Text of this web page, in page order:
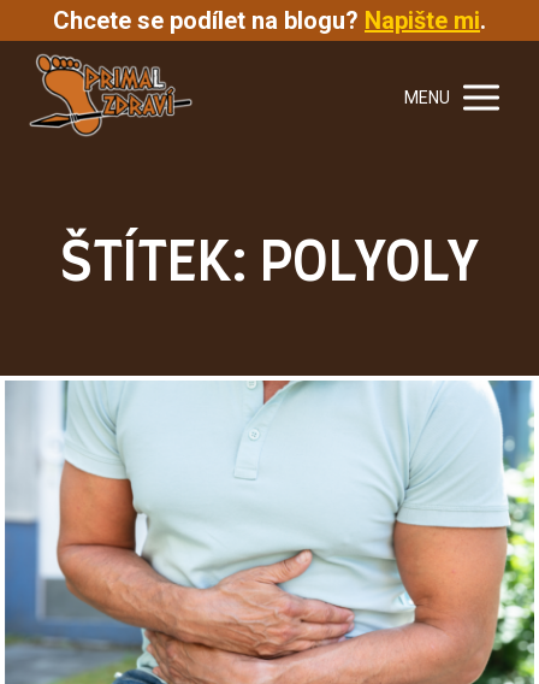
Chcete se podílet na blogu? Napište mi.
MENU
ŠTÍTEK: POLYOLY